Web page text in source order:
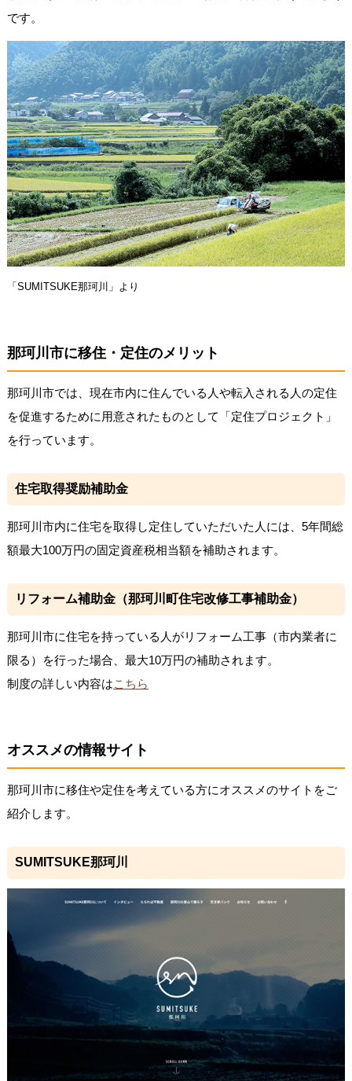
です。
「SUMITSUKE那珂川」より
那珂川市に移住・定住のメリット
那珂川市では、現在市内に住んでいる人や転入される人の定住
を促進するために用意されたものとして「定住プロジェクト」
を行っています。
住宅取得奨励補助金
那珂川市内に住宅を取得し定住していただいた人には、5年間総
額最大100万円の固定資産税相当額を補助されます。
リフォーム補助金（那珂川町住宅改修工事補助金）
那珂川市に住宅を持っている人がリフォーム工事（市内業者に
限る）を行った場合、最大10万円の補助されます。
制度の詳しい内容はこちら
オススメの情報サイト
那珂川市に移住や定住を考えている方にオススメのサイトをご
紹介します。
SUMITSUKE那珂川